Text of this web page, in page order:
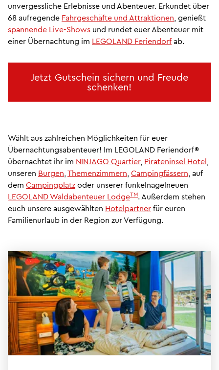
unvergessliche Erlebnisse und Abenteuer. Erkundet über
68 aufregende Fahrgeschäfte und Attraktionen, genießt
spannende Live-Shows und rundet euer Abenteuer mit
einer Übernachtung im LEGOLAND Feriendorf ab.
Jetzt Gutschein sichern und Freude
schenken!
Wählt aus zahlreichen Möglichkeiten für euer
Übernachtungsabenteuer! Im LEGOLAND Feriendorf®
übernachtet ihr im NINJAGO Quartier, Pirateninsel Hotel,
unseren Burgen, Themenzimmern, Campingfässern, auf
dem Campingplatz oder unserer funkelnagelneuen
LEGOLAND Waldabenteuer LodgeTM. Außerdem stehen
euch unsere ausgewählten Hotelpartner für euren
Familienurlaub in der Region zur Verfügung.